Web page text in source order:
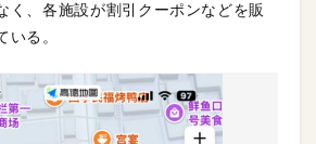
く、各施設が割引クーポンなどを販
いる。